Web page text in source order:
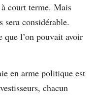
court terme. Mais
sera considérable.
que l’on pouvait avoir
en arme politique est
chacun